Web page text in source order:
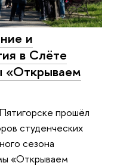
и
в Слёте
«Открываем
прошёл
студенческих
сезона
«Открываем